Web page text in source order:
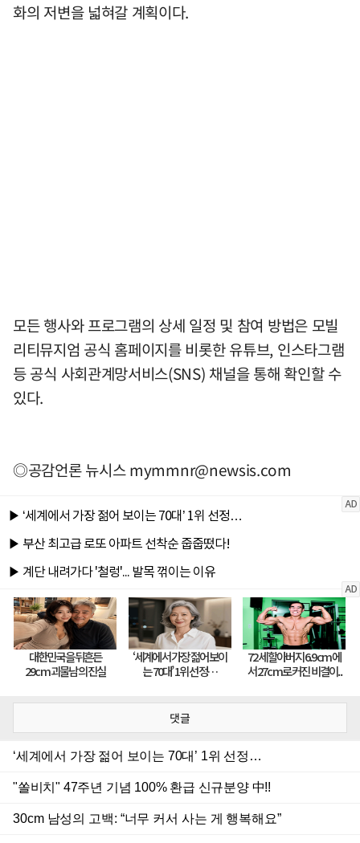
화의 저변을 넓혀갈 계획이다.
모든 행사와 프로그램의 상세 일정 및 참여 방법은 모빌
리티뮤지엄 공식 홈페이지를 비롯한 유튜브, 인스타그램
등 공식 사회관계망서비스(SNS) 채널을 통해 확인할 수
있다.
◎공감언론 뉴시스mymmnr@newsis.com
댓글